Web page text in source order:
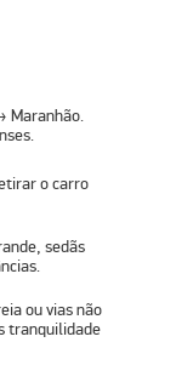
Maranhão.
o carro
, sedãs
ou vias não
tranquilidade